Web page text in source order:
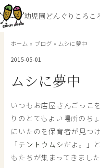
内
容
を
幼児園どんぐりころこ
ホーム ブログ
ムシに夢中
2015-05-01
ムシに夢中
いつもお店屋さんごっこ
りのとてもよい場所のち
にいたのを保育者が見つ
「テントウムシだよ。」
もたちが集まってきました